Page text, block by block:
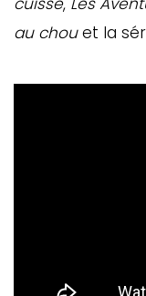
au chouet la